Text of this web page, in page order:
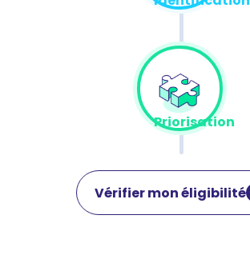
Priorisation
Vérifier mon éligibilité